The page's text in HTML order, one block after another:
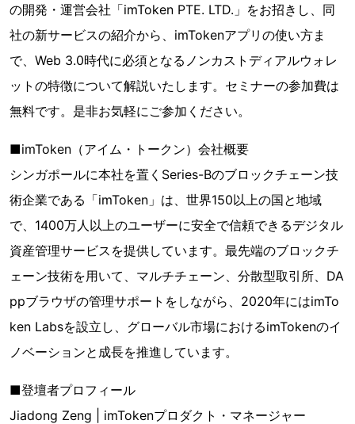
の開発・運営会社「imToken PTE. LTD.」をお招きし、同
社の新サービスの紹介から、imTokenアプリの使い方ま
で、Web 3.0時代に必須となるノンカストディアルウォレ
ットの特徴について解説いたします。セミナーの参加費は
無料です。是非お気軽にご参加ください。
■imToken（アイム・トークン）会社概要
シンガポールに本社を置くSeries-Bのブロックチェーン技
術企業である「imToken」は、世界150以上の国と地域
で、1400万人以上のユーザーに安全で信頼できるデジタル
資産管理サービスを提供しています。最先端のブロックチ
ェーン技術を用いて、マルチチェーン、分散型取引所、DA
ppブラウザの管理サポートをしながら、2020年にはimTo
ken Labsを設立し、グローバル市場におけるimTokenのイ
ノベーションと成長を推進しています。
■登壇者プロフィール
Jiadong Zeng | imTokenプロダクト・マネージャー